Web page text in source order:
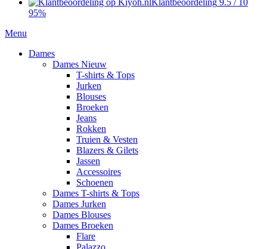
Klantbeoordeling 9.5 / 10
95%
Menu
Dames
Dames Nieuw
T-shirts & Tops
Jurken
Blouses
Broeken
Jeans
Rokken
Truien & Vesten
Blazers & Gilets
Jassen
Accessoires
Schoenen
Dames T-shirts & Tops
Dames Jurken
Dames Blouses
Dames Broeken
Flare
Palazzo